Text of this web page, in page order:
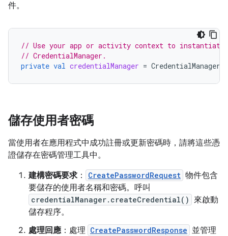
件。
// Use your app or activity context to
// CredentialManager.
private val credentialManager = CredentialManager
儲存使用者密碼
當使用者在應用程式中成功註冊或更新密碼時，請將這些憑
證儲存在密碼管理工具中。
建構密碼要求 ： CreatePasswordRequest 物件包含
要儲存的使用者名稱和密碼。呼叫
credentialManager.createCredential() 來啟動
儲存程序。
處理回應：處理 CreatePasswordResponse 並管理